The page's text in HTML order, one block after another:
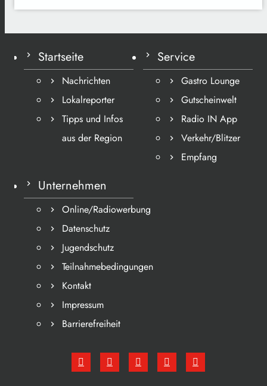
Startseite
Nachrichten
Lokalreporter
Tipps und Infos
aus der Region
Service
Gastro Lounge
Gutscheinwelt
Radio IN App
Verkehr/Blitzer
Empfang
Unternehmen
Online/Radiowerbung
Datenschutz
Jugendschutz
Teilnahmebedingungen
Kontakt
Impressum
Barrierefreiheit